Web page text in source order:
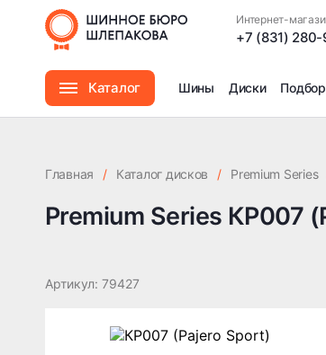
Интернет-
+7 (831)
Каталог Шины Диски
DIA67.1
Главная / Каталог дисков / Premium Series
Premium Series КР007
Артикул: 79427